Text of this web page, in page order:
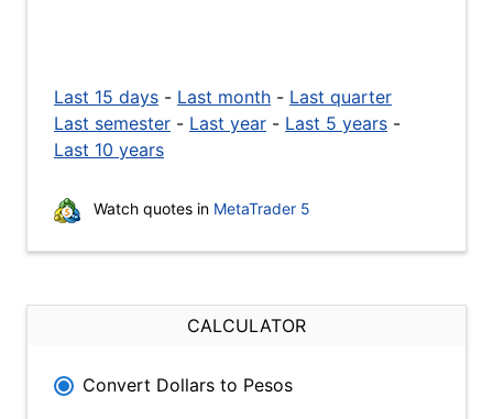
Last 15 days - Last month - Last quarter
Last semester - Last year - Last 5 years -
Last 10 years
Watch quotes in MetaTrader 5
CALCULATOR
Convert Dollars to Pesos